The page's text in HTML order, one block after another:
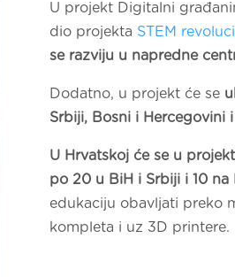
U projekt Digitalni
dio projekta STEM
se razviju u napredne
Dodatno, u projekt će se
Srbiji, Bosni i Hercegovini
U Hrvatskoj će se u
po 20 u BiH i Srbiji i 10 na
edukaciju obavljati preko
kompleta i uz 3D printere.